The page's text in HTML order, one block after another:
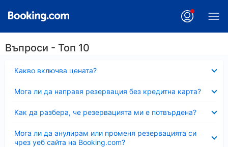
Въпроси - Топ 10
Какво включва цената?
Мога ли да направя резервация без кредитна карта?
Как да разбера, че резервацията ми е потвърдена?
Мога ли да анулирам или променя резервацията си
чрез уеб сайта на Booking.com?